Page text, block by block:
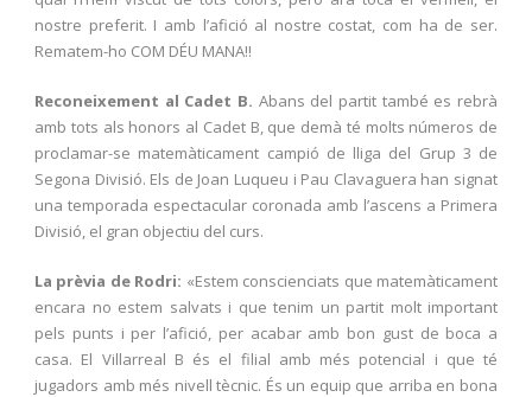
nostre preferit. I amb l’afició al nostre costat, com ha de ser.
Rematem-ho COM DÉU MANA!!
Reconeixement al Cadet B. Abans del partit també es rebrà
amb tots als honors al Cadet B, que demà té molts números de
proclamar-se matemàticament campió de lliga del Grup 3 de
Segona Divisió. Els de Joan Luqueu i Pau Clavaguera han signat
una temporada espectacular coronada amb l’ascens a Primera
Divisió, el gran objectiu del curs.
La prèvia de Rodri: «Estem conscienciats que matemàticament
encara no estem salvats i que tenim un partit molt important
pels punts i per l’afició, per acabar amb bon gust de boca a
casa. El Villarreal B és el filial amb més potencial i que té
jugadors amb més nivell tècnic. És un equip que arriba en bona